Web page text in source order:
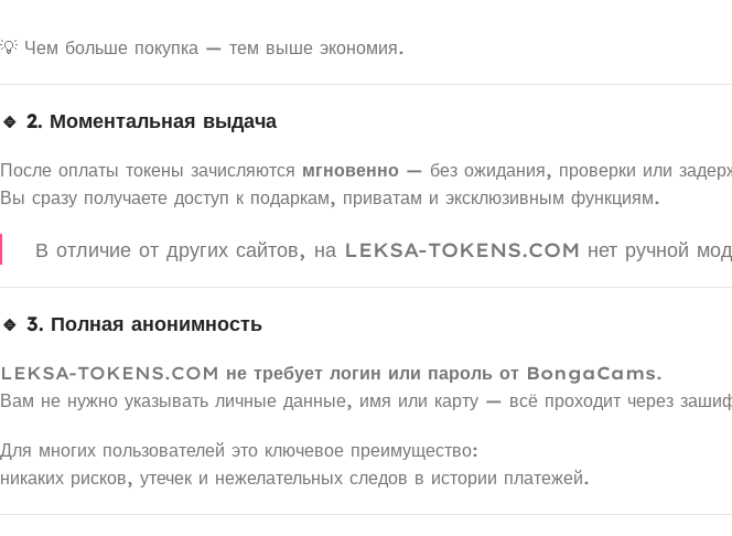
💡 Чем больше покупка — тем выше экономия.
🔹 2. Моментальная выдача
После оплаты токены зачисляются мгновенно — без ожидания, проверки или
Вы сразу получаете доступ к подаркам, приватам и эксклюзивным функциям.
В отличие от других сайтов, на LEKSA-TOKENS.COM нет ручной
🔹 3. Полная анонимность
LEKSA-TOKENS.COM не требует логин или пароль от BongaCams.
Вам не нужно указывать личные данные, имя или карту — всё проходит через
Для многих пользователей это ключевое преимущество:
никаких рисков, утечек и нежелательных следов в истории платежей.